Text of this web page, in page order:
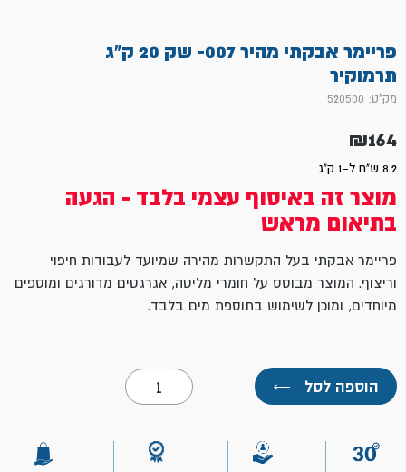
פריימר אבקתי מהיר 007- שק 20 ק"ג
תרמוקיר
מק"ט: 520500
₪164
8.2 ש"ח ל-1 ק"ג
מוצר זה באיסוף עצמי בלבד - הגעה
בתיאום מראש
פריימר אבקתי בעל התקשרות מהירה שמיועד לעבודות חיפוי
וריצוף. המוצר מבוסס על חומרי מליטה, אגרגטים מדורגים ומוספים
מיוחדים, ומוכן לשימוש בתוספת מים בלבד.
הוספה לסל ←
כמות
של
פריימר